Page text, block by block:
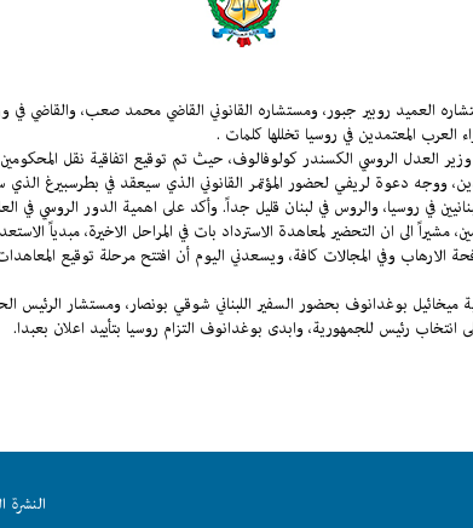
العميد روبير جبور، ومستشاره القانوني القاضي محمد صعب، والقاضي في
المعتمدين في روسيا تخللها كلمات .
العدل الروسي الكسندر كولوفالوف، حيث تم توقيع اتفاقية نقل
ووجه دعوة لريفي لحضور المؤتمر القانوني الذي سيعقد في بطرسبيرغ
في روسيا، والروس في لبنان قليل جداً. وأكد على اهمية الدور الروسي في
مشيراً الى ان التحضير لمعاهدة الاسترداد بات في المراحل الاخيرة، مبدياً
الارهاب وفي المجالات كافة، ويسعدني اليوم أن افتتح مرحلة توقيع المعاهدات
بوغدانوف بحضور السفير اللبناني شوقي بونصار، ومستشار
انتخاب رئيس للجمهورية، وابدى بوغدانوف التزام روسيا بتأييد اعلان بعبدا.
النشرة